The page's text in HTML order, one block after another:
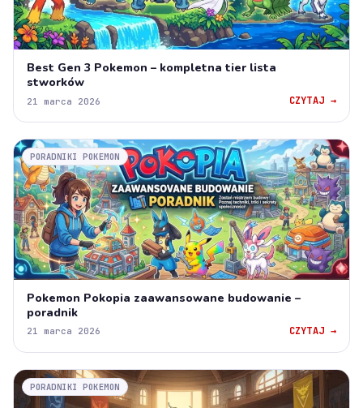
Best Gen 3 Pokemon – kompletna tier lista
stworków
21 marca 2026 CZYTAJ →
PORADNIKI POKEMON
Pokemon Pokopia zaawansowane budowanie –
poradnik
21 marca 2026 CZYTAJ →
PORADNIKI POKEMON